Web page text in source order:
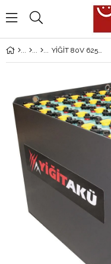
YİĞİT 80V 625AH 1026x852x627 Traksiyoner Forklift Aküsü A1.1026